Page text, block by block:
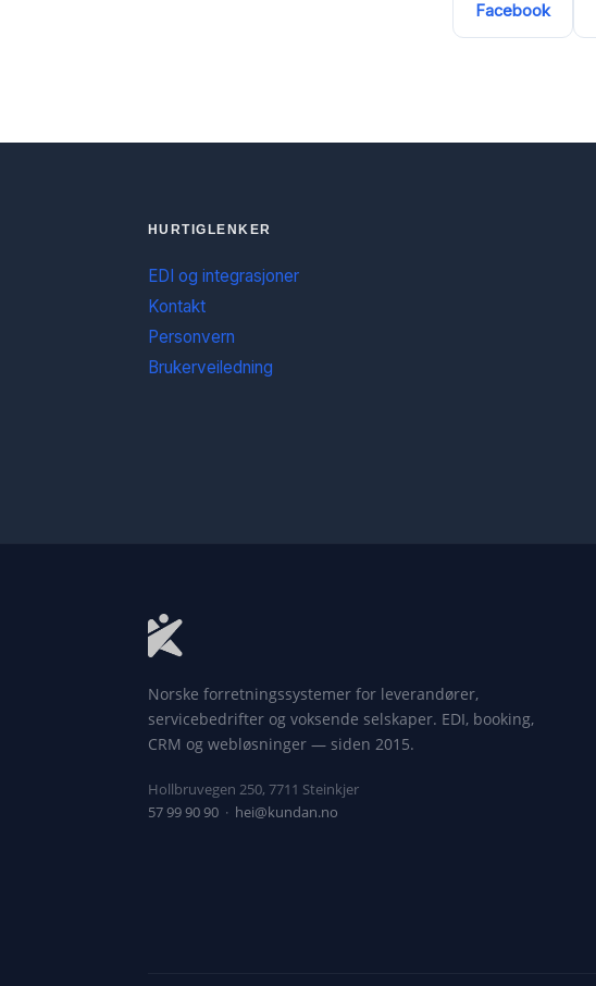
Facebook
HURTIGLENKER
EDI og integrasjoner
Kontakt
Personvern
Brukerveiledning
Norske forretningssystemer for leverandører,
servicebedrifter og voksende selskaper. EDI, booking,
CRM og webløsninger — siden 2015.
Hollbruvegen 250, 7711 Steinkjer
57 99 90 90 · hei@kundan.no